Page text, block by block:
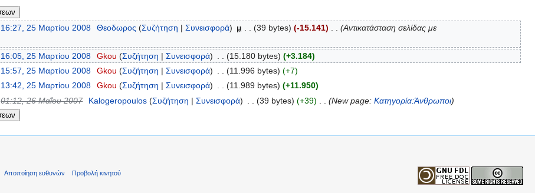
16:27, 25 Μαρτίου 2008 Θεοδωρος (Συζήτηση | Συνεισφορά) μ (39 bytes) (-15.141)
(Αντικατάσταση σελίδας με
16:05, 25 Μαρτίου 2008 Gkou (Συζήτηση | Συνεισφορά) (15.180 bytes) (+3.184)
15:57, 25 Μαρτίου 2008 Gkou (Συζήτηση | Συνεισφορά) (11.996 bytes) (+7)
13:42, 25 Μαρτίου 2008 Gkou (Συζήτηση | Συνεισφορά) . . (11.989 bytes) (+11.950)
01:12, 26 Μαΐου 2007‎ Kalogeropoulos (Συζήτηση | Συνεισφορά) (39 bytes) (+39) (New page: Κατηγορία:Άνθρωποι)
Αποποίηση ευθυνών Προβολή κινητού